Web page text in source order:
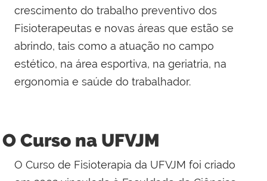
crescimento do trabalho preventivo dos
Fisioterapeutas e novas áreas que estão se
abrindo, tais como a atuação no campo
estético, na área esportiva, na geriatria, na
ergonomia e saúde do trabalhador.
O Curso na UFVJM
O Curso de Fisioterapia da UFVJM foi criado